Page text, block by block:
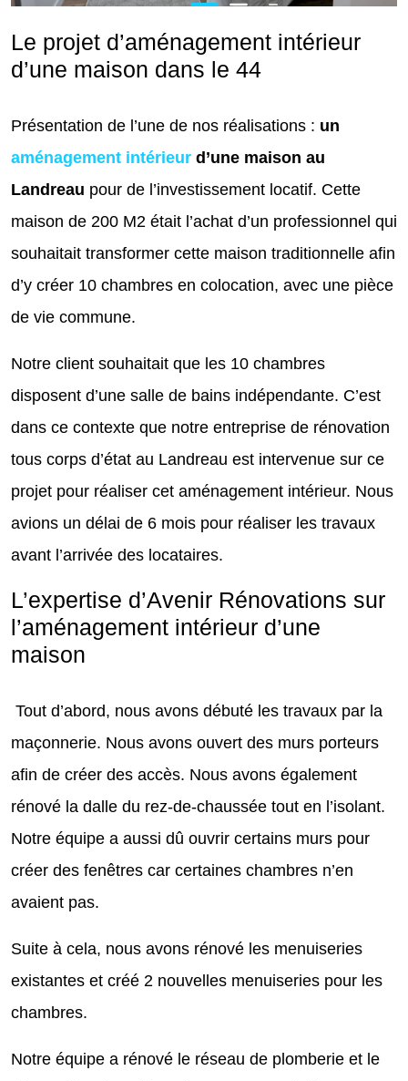
Le projet d’aménagement intérieur
d’une maison dans le 44
Présentation de l’une de nos réalisations : un
aménagement intérieur d’une maison au
Landreau pour de l’investissement locatif. Cette
maison de 200 M2 était l’achat d’un professionnel qui
souhaitait transformer cette maison traditionnelle afin
d’y créer 10 chambres en colocation, avec une pièce
de vie commune.
Notre client souhaitait que les 10 chambres
disposent d’une salle de bains indépendante. C’est
dans ce contexte que notre entreprise de rénovation
tous corps d’état au Landreau est intervenue sur ce
projet pour réaliser cet aménagement intérieur. Nous
avions un délai de 6 mois pour réaliser les travaux
avant l’arrivée des locataires.
L’expertise d’Avenir Rénovations sur
l’aménagement intérieur d’une
maison
Tout d’abord, nous avons débuté les travaux par la
maçonnerie. Nous avons ouvert des murs porteurs
afin de créer des accès. Nous avons également
rénové la dalle du rez-de-chaussée tout en l’isolant.
Notre équipe a aussi dû ouvrir certains murs pour
créer des fenêtres car certaines chambres n’en
avaient pas.
Suite à cela, nous avons rénové les menuiseries
existantes et créé 2 nouvelles menuiseries pour les
chambres.
Notre équipe a rénové le réseau de plomberie et le